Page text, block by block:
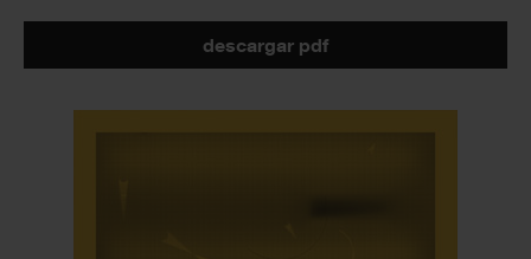
descargar pdf